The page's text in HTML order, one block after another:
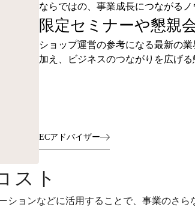
ならではの、事業成長につながるノ
限定セミナーや懇親
ショップ運営の参考になる最新の
加え、ビジネスのつながりを広げる
ECアドバイザー
スト
ョンなどに活用することで、事業のさら